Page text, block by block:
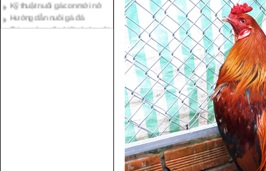
Hướng dẫn nuôi gà đá
Tại sao bạn cần biết cách nuôi
gà chọi ?